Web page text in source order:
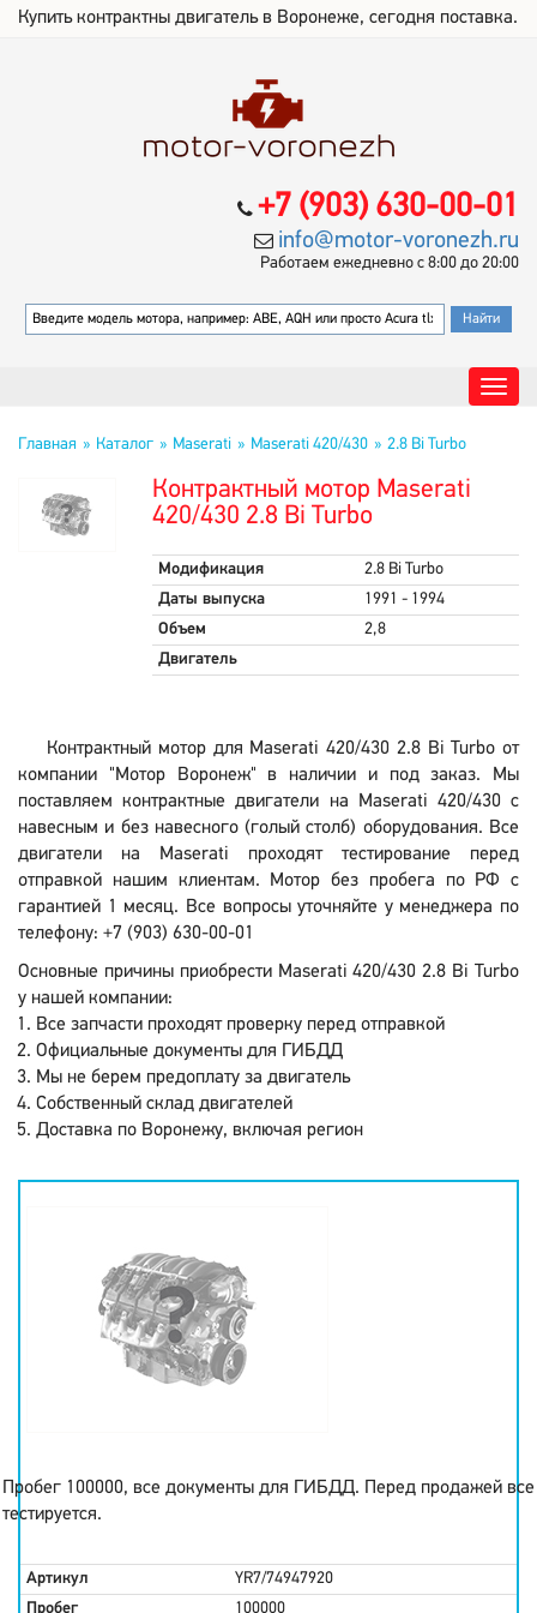
Купить контрактны двигатель в Воронеже, сегодня поставка.
+7 (903) 630-00-01
info@motor-voronezh.ru
Работаем ежедневно с 8:00 до 20:00
Главная Каталог Maserati Maserati 420/430 2.8 Bi Turbo
Контрактный мотор Maserati
420/430 2.8 Bi Turbo
Модификация
2.8 Bi Turbo
Даты выпуска
1991 - 1994
Объем
2,8
Двигатель
Контрактный мотор для Maserati 420/430 2.8 Bi Turbo от
компании "Мотор Воронеж" в наличии и под заказ. Мы
поставляем контрактные двигатели на Maserati 420/430 с
навесным и без навесного (голый столб) оборудования. Все
двигатели на Maserati проходят тестирование перед
отправкой нашим клиентам. Мотор без пробега по РФ с
гарантией 1 месяц. Все вопросы уточняйте у менеджера по
телефону: +7 (903) 630-00-01
Основные причины приобрести Maserati 420/430 2.8 Bi Turbo
у нашей компании:
Все запчасти проходят проверку перед отправкой
Официальные документы для ГИБДД
Мы не берем предоплату за двигатель
Собственный склад двигателей
Доставка по Воронежу, включая регион
Пробег 100000, все документы для ГИБДД. Перед продажей все
тестируется.
Артикул
YR7/74947920
Пробег
100000